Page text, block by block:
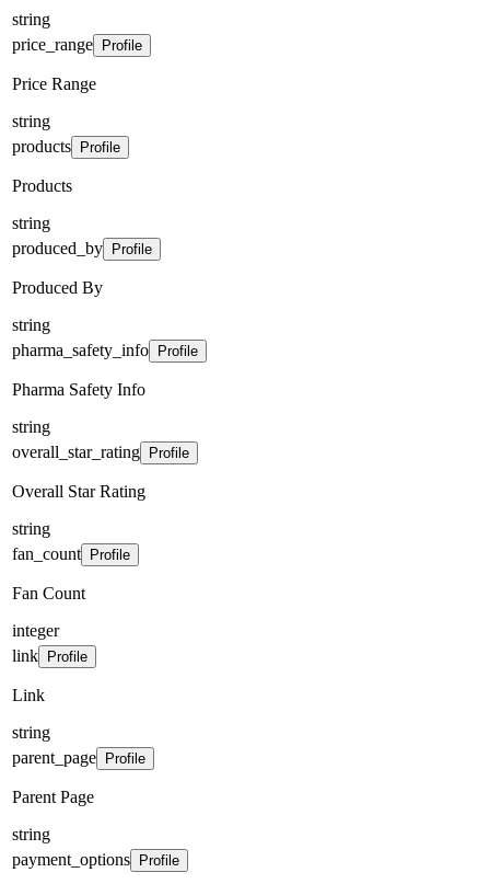
string
price_range
Profile
Price Range
string
products
Profile
Products
string
produced_by
Profile
Produced By
string
pharma_safety_info
Profile
Pharma Safety Info
string
overall_star_rating
Profile
Overall Star Rating
string
fan_count
Profile
Fan Count
integer
link
Profile
Link
string
parent_page
Profile
Parent Page
string
payment_options
Profile